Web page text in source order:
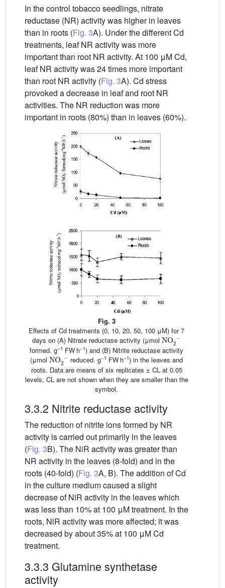
In the control tobacco seedlings, nitrate
reductase (NR) activity was higher in leaves
than in roots (Fig. 3A). Under the different Cd
treatments, leaf NR activity was more
important than root NR activity. At 100 μM Cd,
leaf NR activity was 24 times more important
than root NR activity (Fig. 3A). Cd stress
provoked a decrease in leaf and root NR
activities. The NR reduction was more
important in roots (80%) than in leaves (60%).
Fig. 3
Effects of Cd treatments (0, 10, 20, 50, 100 μM) for 7
days on (A) Nitrate reductase activity (μmol
NO2−
formed. g−1 FW h−1) and (B) Nitrite reductase activity
(μmol
NO 2 −
reduced. g−1 FW h−1) in the leaves and
roots. Data are means of six replicates ± CL at 0.05
levels, CL are not shown when they are smaller than the
symbol.
3.3.2 Nitrite reductase activity
The reduction of nitrite ions formed by NR
activity is carried out primarily in the leaves
(Fig. 3B). The NiR activity was greater than
NR activity in the leaves (8-fold) and in the
roots (40-fold) (Fig. 3A, B). The addition of Cd
in the culture medium caused a slight
decrease of NiR activity in the leaves which
was less than 10% at 100 μM treatment. In the
roots, NiR activity was more affected; it was
decreased by about 35% at 100 μM Cd
treatment.
3.3.3 Glutamine synthetase
activity